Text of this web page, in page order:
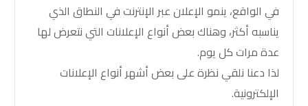
في الواقع، ينمو الإعلان عبر الإنترنت في النطاق الذي
يناسبه أكثر، وهناك بعض أنواع الإعلانات التي نتعرض لها
عدة مرات كل يوم.
لذا دعنا نلقي نظرة على بعض أشهر أنواع الإعلانات
الإلكترونية.